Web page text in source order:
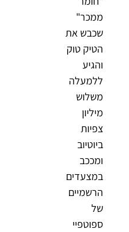
ממכר"
שכבש את
הטיק טוק
והגיע
ללמעלה
משלוש
מיליון
צפיות
ביוטיוב
ומככב
במצעדים
הרשמיים
של
ספוטפיי